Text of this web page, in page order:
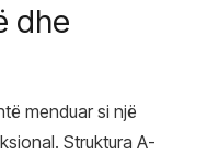
dhe
menduar si një
Struktura A-